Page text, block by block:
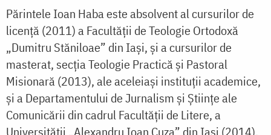
Părintele Ioan Haba este absolvent al cursurilor de
licență (2011) a Facultății de Teologie Ortodoxă
„Dumitru Stăniloae” din Iași, și a cursurilor de
masterat, secția Teologie Practică și Pastoral
Misionară (2013), ale aceleiași instituții academice,
și a Departamentului de Jurnalism și Științe ale
Comunicării din cadrul Facultății de Litere, a